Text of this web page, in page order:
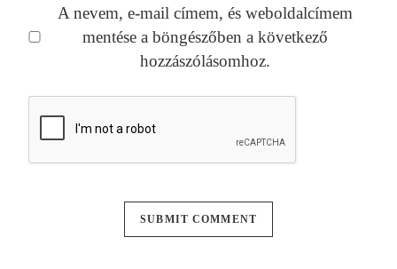
A nevem, e-mail címem, és weboldalcímem
mentése a böngészőben a következő
hozzászólásomhoz.